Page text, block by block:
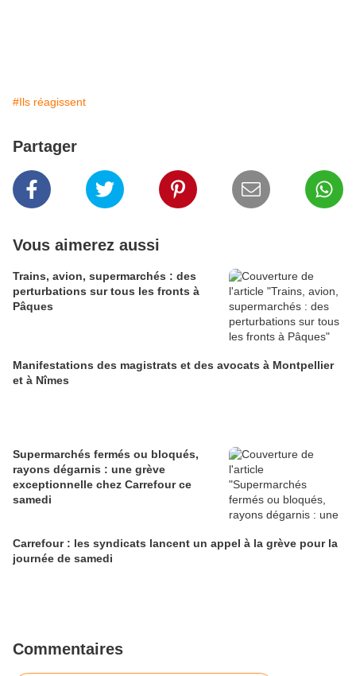
#Ils réagissent
Partager
Vous aimerez aussi
Trains, avion, supermarchés : des
perturbations sur tous les fronts à
Pâques
Manifestations des magistrats et des avocats à Montpellier
et à Nîmes
Supermarchés fermés ou bloqués,
rayons dégarnis : une grève
exceptionnelle chez Carrefour ce
samedi
Carrefour : les syndicats lancent un appel à la grève pour la
journée de samedi
Commentaires